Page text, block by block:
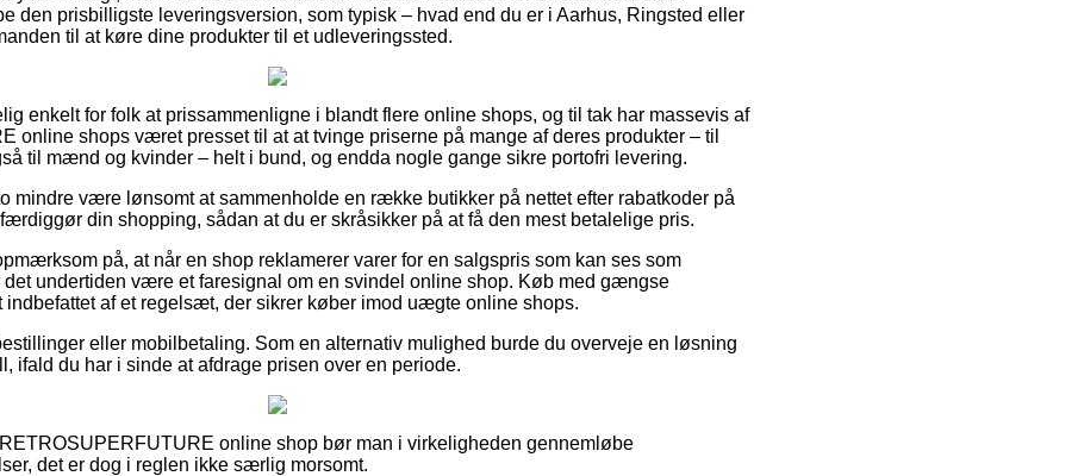
den prisbilligste leveringsversion, som typisk – hvad end du er i Aarhus, Ringsted eller
til at køre dine produkter til et udleveringssted.
enkelt for folk at prissammenligne i blandt flere online shops, og til tak har massevis af
online shops været presset til at at tvinge priserne på mange af deres produkter – til
til mænd og kvinder – helt i bund, og endda nogle gange sikre portofri levering.
mindre være lønsomt at sammenholde en række butikker på nettet efter rabatkoder på
din shopping, sådan at du er skråsikker på at få den mest betalelige pris.
på, at når en shop reklamerer varer for en salgspris som kan ses som
det undertiden være et faresignal om en svindel online shop. Køb med gængse
indbefattet af et regelsæt, der sikrer køber imod uægte online shops.
eller mobilbetaling. Som en alternativ mulighed burde du overveje en løsning
ifald du har i sinde at afdrage prisen over en periode.
online shop bør man i virkeligheden gennemløbe
det er dog i reglen ikke særlig morsomt.